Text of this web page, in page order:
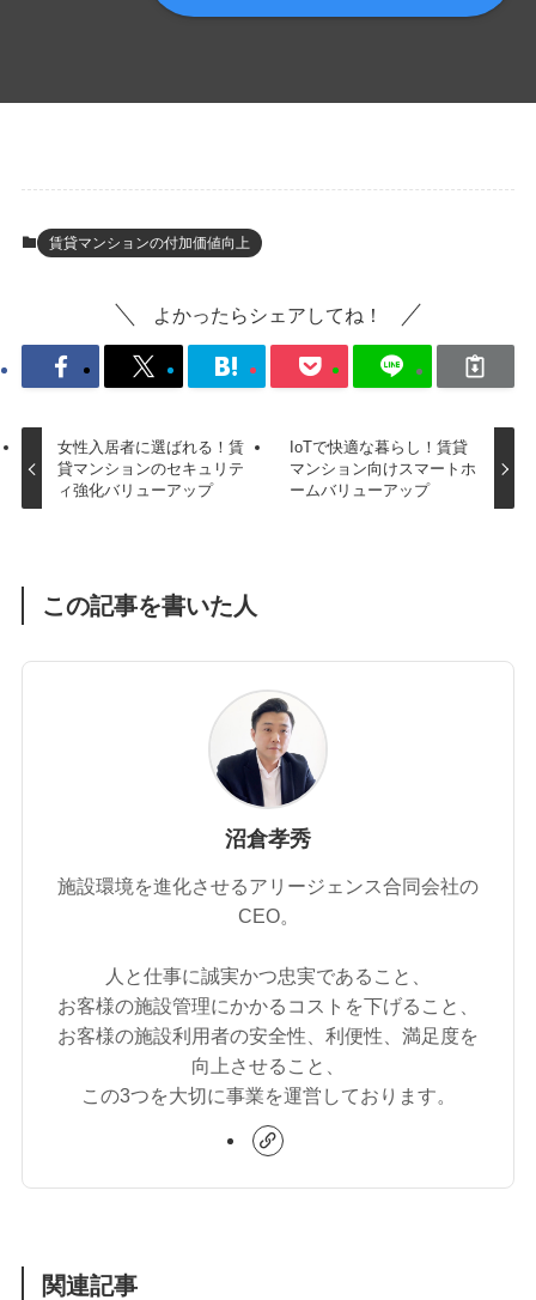
賃貸マンションの付加価値向上
よかったらシェアしてね！
女性入居者に選ばれる！賃
貸マンションのセキュリテ
ィ強化バリューアップ
IoTで快適な暮らし！賃貸
マンション向けスマートホ
ームバリューアップ
この記事を書いた人
沼倉孝秀
施設環境を進化させるアリージェンス合同会社の
CEO。
人と仕事に誠実かつ忠実であること、
お客様の施設管理にかかるコストを下げること、
お客様の施設利用者の安全性、利便性、満足度を
向上させること、
この3つを大切に事業を運営しております。
関連記事